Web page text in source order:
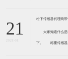
21
2021-01
松下传感器代理商
大家知道什么是称
下。 称重传感器用